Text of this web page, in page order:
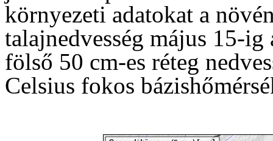
környezeti adatokat a
talajnedvesség május 15-
fölső 50 cm-es réteg
Celsius fokos